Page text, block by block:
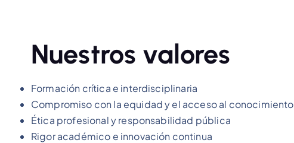
Nuestros valores
Formación crítica e interdisciplinaria
Compromiso con la equidad y el acceso al conocimiento
Ética profesional y responsabilidad pública
Rigor académico e innovación continua